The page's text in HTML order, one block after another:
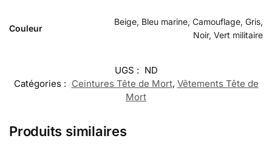
Couleur
Beige, Bleu marine, Camouflage, Gris,
Noir, Vert militaire
UGS : ND
Catégories : Ceintures Tête de Mort, Vêtements Tête de
Mort
Produits similaires